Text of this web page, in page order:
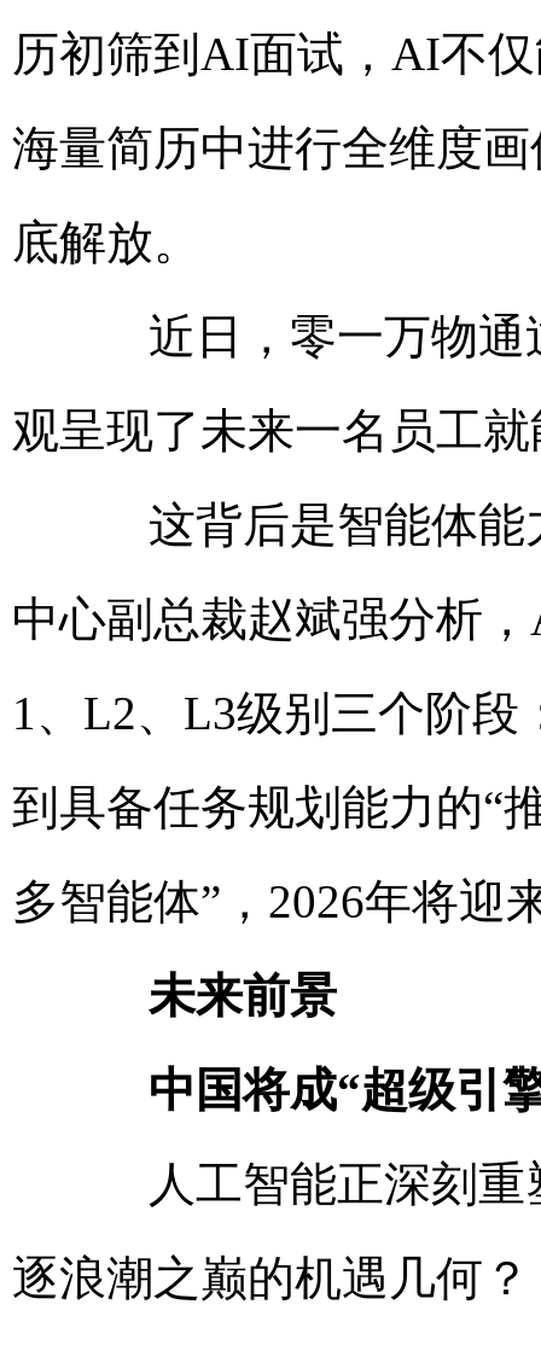
历初筛到AI面试，AI不
海量简历中进行全维度
底解放。
近日，零一万物通
观呈现了未来一名员工
这背后是智能体能
中心副总裁赵斌强分析
1、L2、L3级别三个阶段
到具备任务规划能力的“
多智能体”，2026年将迎
未来前景
中国将成“超级引
人工智能正深刻重
逐浪潮之巅的机遇几何？